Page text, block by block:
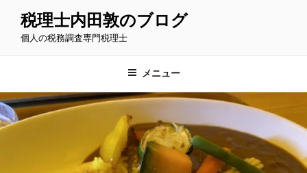
ス
キ
税理士内田敦のブログ
個人の税務調査専門税理士
メニュー